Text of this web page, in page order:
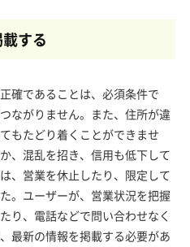
する
確であることは、必須条件で
ながりません。また、住所が違
もたどり着くことができませ
、混乱を招き、信用も低下して
、営業を休止したり、限定して
。ユーザーが、営業状況を把握
り、電話などで問い合わせなく
最新の情報を掲載する必要があ